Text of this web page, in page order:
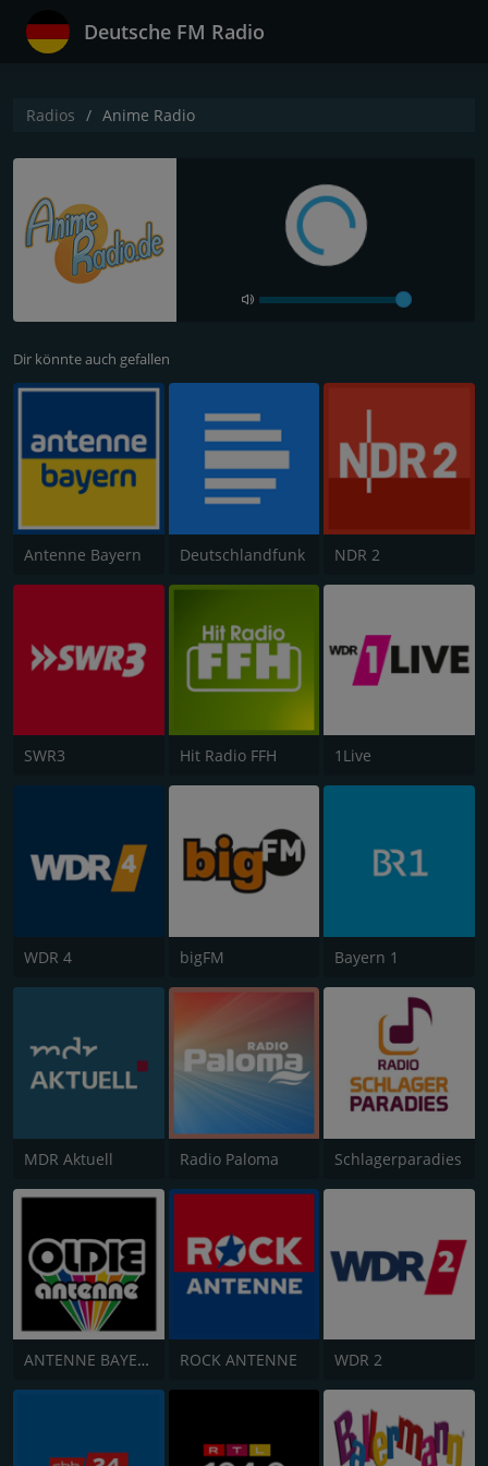
Deutsche FM Radio
Radios Anime Radio
Dir könnte auch gefallen
Antenne Bayern Deutschlandfunk NDR 2
SWR3 Hit Radio FFH 1Live
WDR 4 bigFM Bayern 1
MDR Aktuell Radio Paloma Schlagerparadies
ANTENNE BAYERN Oldies but Goldies ROCK ANTENNE WDR 2